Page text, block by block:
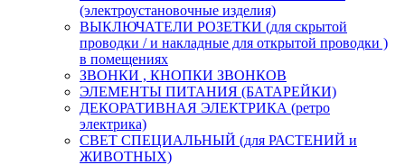
(электроустановочные изделия)
ВЫКЛЮЧАТЕЛИ РОЗЕТКИ (для скрытой
проводки / и накладные для открытой проводки )
в помещениях
ЗВОНКИ , КНОПКИ ЗВОНКОВ
ЭЛЕМЕНТЫ ПИТАНИЯ (БАТАРЕЙКИ)
ДЕКОРАТИВНАЯ ЭЛЕКТРИКА (ретро
электрика)
СВЕТ СПЕЦИАЛЬНЫЙ (для РАСТЕНИЙ и
ЖИВОТНЫХ)